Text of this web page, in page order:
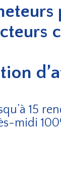
15
midi